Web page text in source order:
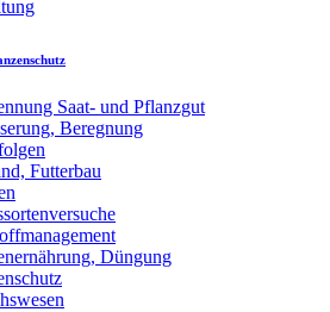
Saat- und Pflanzgut
Beregnung
Futterbau
Düngung